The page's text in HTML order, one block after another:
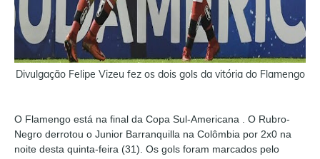
Divulgação Felipe Vizeu fez os dois gols da vitória do Flamengo
O Flamengo está na final da Copa Sul-Americana . O Rubro-
Negro derrotou o Junior Barranquilla na Colômbia por 2x0 na
noite desta quinta-feira (31). Os gols foram marcados pelo